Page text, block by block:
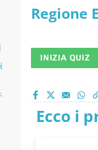
Regione
INIZIA QUIZ
Ecco i